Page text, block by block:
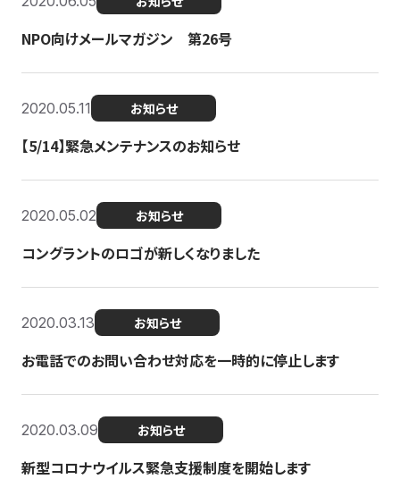
NPO向けメールマガジン 第26号
2020.05.11 お知らせ
【5/14】緊急メンテナンスのお知らせ
2020.05.02 お知らせ
コングラントのロゴが新しくなりました
2020.03.13 お知らせ
お電話でのお問い合わせ対応を一時的に停止します
2020.03.09 お知らせ
新型コロナウイルス緊急支援制度を開始します